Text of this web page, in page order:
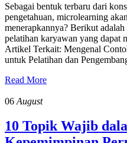
Sebagai bentuk terbaru dari
pengetahuan, microlearning
menerapkannya? Berikut
pelatihan karyawan yang dapat
Artikel Terkait: Mengenal
untuk Pelatihan dan
Read More
06 August
10 Topik Wajib